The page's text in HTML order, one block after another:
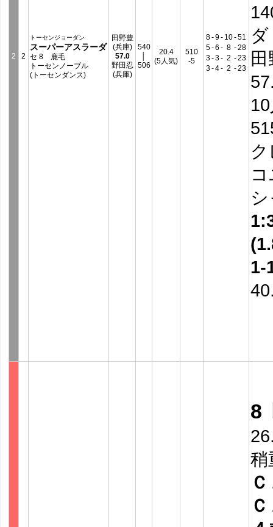
2 2
トーセンジョーダン
スーパーアスラーダ
セ 8 鹿毛
トーセンノーブル
(トーセンダンス)
田野豊
(兵庫)
57.0
野田忍
(兵庫)
540
506
20.4
(5人気)
510
-5
8-9- 10-51
5-6 - 8 -28
3-3- 2 -23
3-4- 2 -23
1-
8
稍